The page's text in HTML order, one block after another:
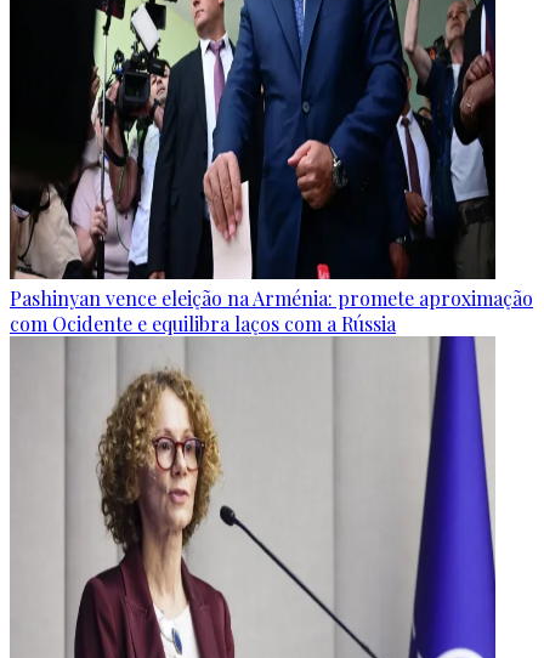
Pashinyan vence eleição na Arménia: promete aproximação
com Ocidente e equilibra laços com a Rússia